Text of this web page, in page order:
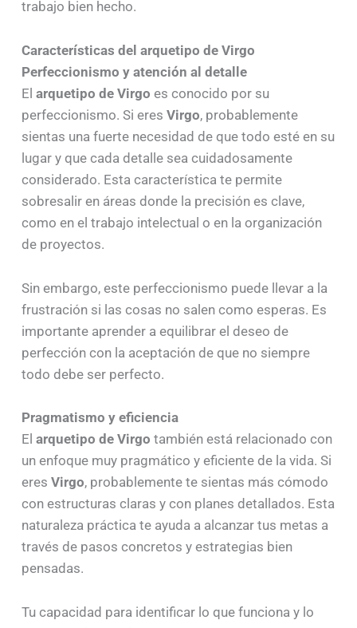
trabajo bien hecho.
Características del arquetipo de Virgo
Perfeccionismo y atención al detalle
El arquetipo de Virgo es conocido por su
perfeccionismo. Si eres Virgo, probablemente
sientas una fuerte necesidad de que todo esté en su
lugar y que cada detalle sea cuidadosamente
considerado. Esta característica te permite
sobresalir en áreas donde la precisión es clave,
como en el trabajo intelectual o en la organización
de proyectos.
Sin embargo, este perfeccionismo puede llevar a la
frustración si las cosas no salen como esperas. Es
importante aprender a equilibrar el deseo de
perfección con la aceptación de que no siempre
todo debe ser perfecto.
Pragmatismo y eficiencia
El arquetipo de Virgo también está relacionado con
un enfoque muy pragmático y eficiente de la vida. Si
eres Virgo, probablemente te sientas más cómodo
con estructuras claras y con planes detallados. Esta
naturaleza práctica te ayuda a alcanzar tus metas a
través de pasos concretos y estrategias bien
pensadas.
Tu capacidad para identificar lo que funciona y lo